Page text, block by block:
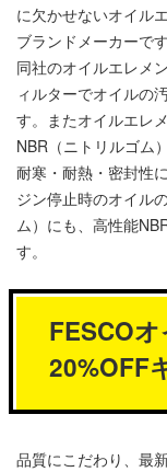
に欠かせないオイル
ブランドメーカーです
同社のオイルエレメ
ィルターでオイルの
す。またオイルエレ
NBR（ニトリルゴム
耐寒・耐熱・密封性
ジン停止時のオイル
ム）にも、高性能
す。
FESCO
20%OFF
品質にこだわり、最